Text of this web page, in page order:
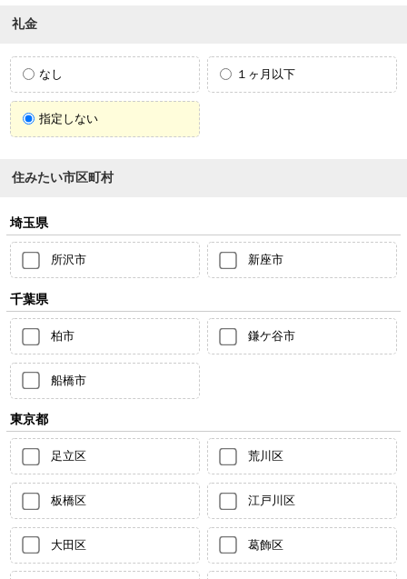
礼金
なし １ヶ月以下
指定しない
住みたい市区町村
埼玉県
所沢市 新座市
千葉県
柏市 鎌ケ谷市
船橋市
東京都
足立区 荒川区
板橋区 江戸川区
大田区 葛飾区